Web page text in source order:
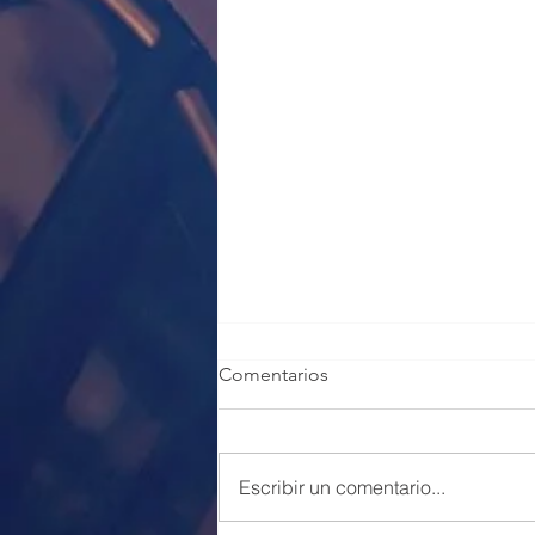
Comentarios
Escribir un comentario...